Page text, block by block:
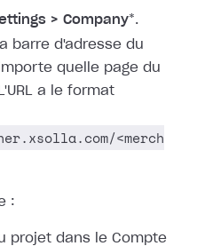
> Company*.
barre d'adresse du
quelle page du
a le format
<merch
:
projet dans le Compte